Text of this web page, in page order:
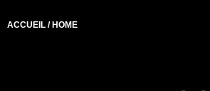
ACCUEIL / HOME